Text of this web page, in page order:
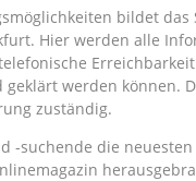
bildet
Hier werden alle
werden können.
zuständig.
-suchende die